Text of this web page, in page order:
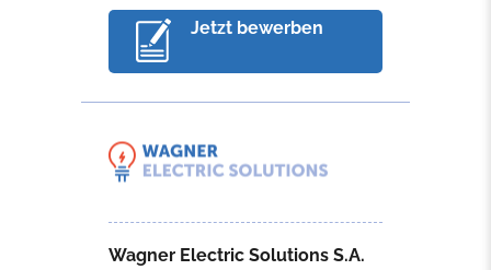
Jetzt bewerben
Wagner Electric Solutions S.A.